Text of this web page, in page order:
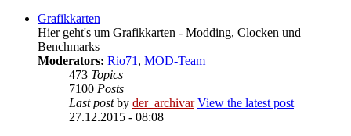
Grafikkarten
Hier geht's um Grafikkarten - Modding, Clocken und
Benchmarks
Moderators: Rio71, MOD-Team
473 Topics
7100 Posts
Last postby der_archivar View the latest post
27.12.2015 - 08:08